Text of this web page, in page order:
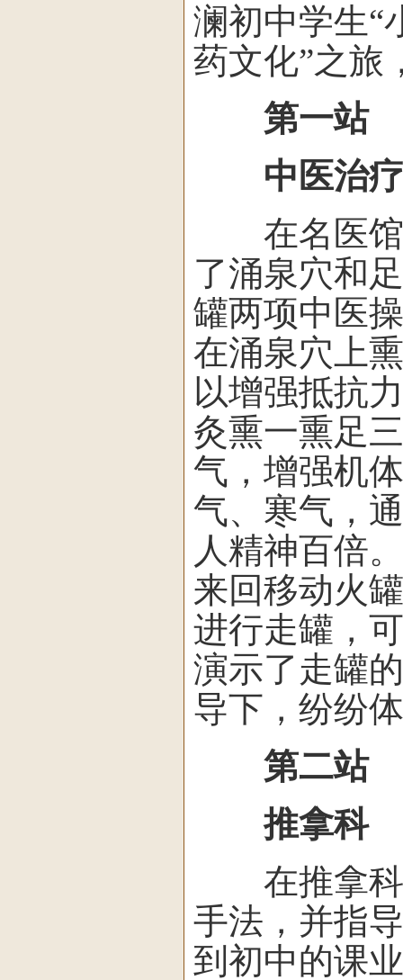
澜初中学生“
药文化”之旅
第一站
中医治疗
在名医馆
了涌泉穴和
罐两项中医
在涌泉穴上
以增强抵抗
灸熏一熏足
气，增强机
气、寒气，
人精神百倍
来回移动火
进行走罐，
演示了走罐
导下，纷纷
第二站
推拿科
在推拿科
手法，并指
到初中的课